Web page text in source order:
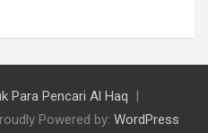
Para Pencari Al Haq
Powered by: WordPress